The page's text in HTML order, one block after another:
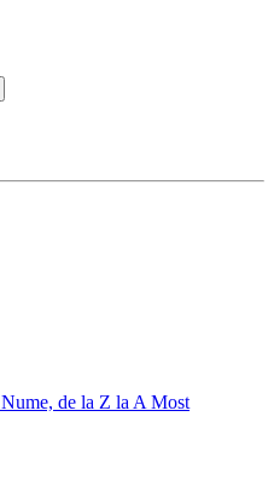
Nume, de la Z la AMost